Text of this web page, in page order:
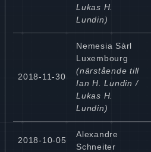
Lukas H.
Lundin)
2018-11-30
Nemesia Sàrl
Luxembourg
(närstående till
Ian H. Lundin /
Lukas H.
Lundin)
2018-10-05
Alexandre
Schneiter